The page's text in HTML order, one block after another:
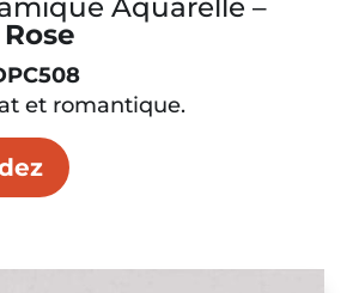
Aquarelle –
et romantique.